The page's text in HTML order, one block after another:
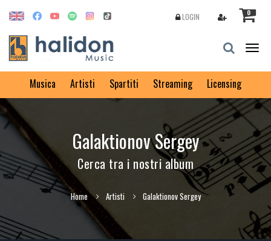
0
LOGIN
Musica Artisti Spartiti Streaming Licensing
Galaktionov Sergey
Cerca tra i nostri album
Home Artisti Galaktionov Sergey